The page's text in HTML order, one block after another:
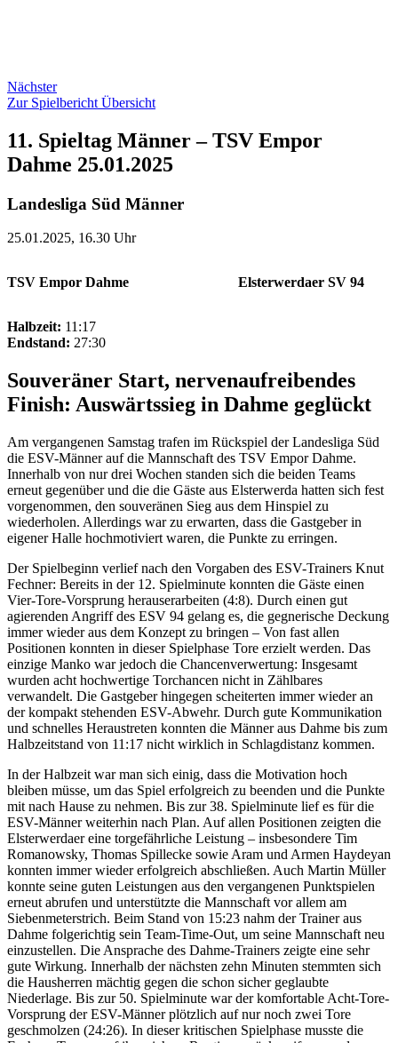
Nächster
Zur Spielbericht Übersicht
11. Spieltag Männer – TSV Empor
Dahme 25.01.2025
Landesliga Süd Männer
25.01.2025, 16.30 Uhr
TSV Empor Dahme Elsterwerdaer SV 94
Halbzeit: 11:17
Endstand: 27:30
Souveräner Start, nervenaufreibendes
Finish: Auswärtssieg in Dahme geglückt
Am vergangenen Samstag trafen im Rückspiel der Landesliga Süd
die ESV-Männer auf die Mannschaft des TSV Empor Dahme.
Innerhalb von nur drei Wochen standen sich die beiden Teams
erneut gegenüber und die die Gäste aus Elsterwerda hatten sich fest
vorgenommen, den souveränen Sieg aus dem Hinspiel zu
wiederholen. Allerdings war zu erwarten, dass die Gastgeber in
eigener Halle hochmotiviert waren, die Punkte zu erringen.
Der Spielbeginn verlief nach den Vorgaben des ESV-Trainers Knut
Fechner: Bereits in der 12. Spielminute konnten die Gäste einen
Vier-Tore-Vorsprung herauserarbeiten (4:8). Durch einen gut
agierenden Angriff des ESV 94 gelang es, die gegnerische Deckung
immer wieder aus dem Konzept zu bringen – Von fast allen
Positionen konnten in dieser Spielphase Tore erzielt werden. Das
einzige Manko war jedoch die Chancenverwertung: Insgesamt
wurden acht hochwertige Torchancen nicht in Zählbares
verwandelt. Die Gastgeber hingegen scheiterten immer wieder an
der kompakt stehenden ESV-Abwehr. Durch gute Kommunikation
und schnelles Heraustreten konnten die Männer aus Dahme bis zum
Halbzeitstand von 11:17 nicht wirklich in Schlagdistanz kommen.
In der Halbzeit war man sich einig, dass die Motivation hoch
bleiben müsse, um das Spiel erfolgreich zu beenden und die Punkte
mit nach Hause zu nehmen. Bis zur 38. Spielminute lief es für die
ESV-Männer weiterhin nach Plan. Auf allen Positionen zeigten die
Elsterwerdaer eine torgefährliche Leistung – insbesondere Tim
Romanowsky, Thomas Spillecke sowie Aram und Armen Haydeyan
konnten immer wieder erfolgreich abschließen. Auch Martin Müller
konnte seine guten Leistungen aus den vergangenen Punktspielen
erneut abrufen und unterstützte die Mannschaft vor allem am
Siebenmeterstrich. Beim Stand von 15:23 nahm der Trainer aus
Dahme folgerichtig sein Team-Time-Out, um seine Mannschaft neu
einzustellen. Die Ansprache des Dahme-Trainers zeigte eine sehr
gute Wirkung. Innerhalb der nächsten zehn Minuten stemmten sich
die Hausherren mächtig gegen die schon sicher geglaubte
Niederlage. Bis zur 50. Spielminute war der komfortable Acht-Tore-
Vorsprung der ESV-Männer plötzlich auf nur noch zwei Tore
geschmolzen (24:26). In dieser kritischen Spielphase musste die